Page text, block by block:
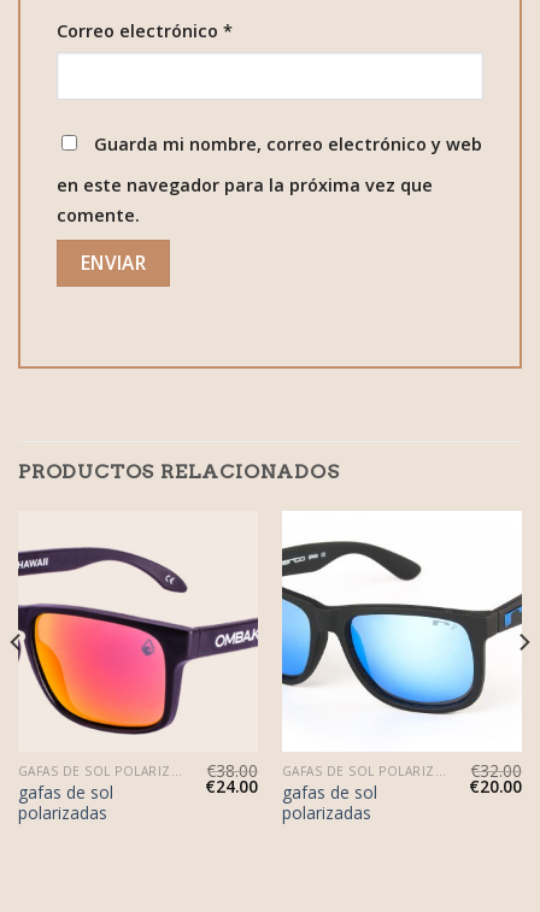
Correo electrónico *
Guarda mi nombre, correo electrónico y web
en este navegador para la próxima vez que
comente.
PRODUCTOS RELACIONADOS
GAFAS DE SOL POLARIZADAS
gafas de sol
polarizadas
€38.00
€24.00
GAFAS DE SOL POLARIZADAS
gafas de sol
polarizadas
€32.00
€20.00